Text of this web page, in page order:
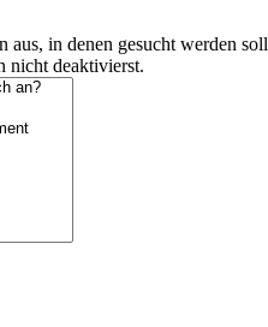
aus, in denen gesucht werden
nicht deaktivierst.